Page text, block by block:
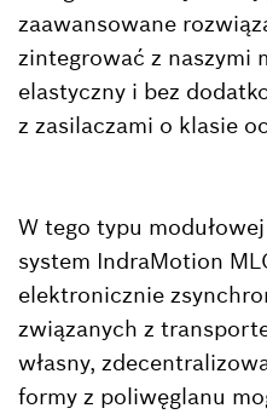
zaawansowane
zintegrować z naszymi
elastyczny i bez
z zasilaczami o klasie
W tego typu
system IndraMotion
elektronicznie
związanych z
własny,
formy z poliwęglanu